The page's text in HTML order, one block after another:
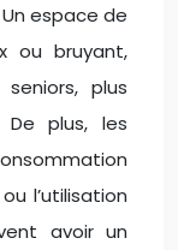
espace de
ou bruyant,
plus
De plus, les
l’utilisation
avoir un